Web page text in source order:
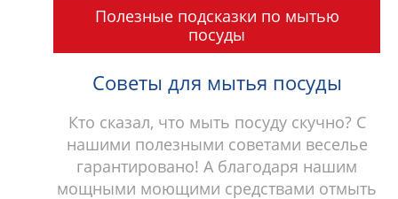
Полезные подсказки по мытью
посуды
Советы для мытья посуды
Кто сказал, что мыть посуду скучно? С
нашими полезными советами веселье
гарантировано! А благодаря нашим
мощными моющими средствами отмыть